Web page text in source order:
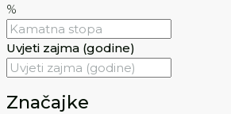
%
Uvjeti zajma (godine)
Značajke